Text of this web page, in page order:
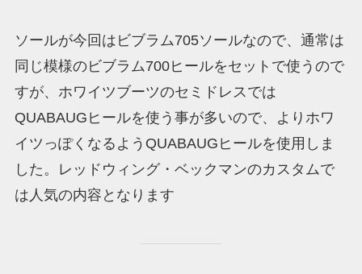
ソールが今回はビブラム705ソールなので、通常は
同じ模様のビブラム700ヒールをセットで使うので
すが、ホワイツブーツのセミドレスでは
QUABAUGヒールを使う事が多いので、よりホワ
イツっぽくなるようQUABAUGヒールを使用しま
した。レッドウィング・ベックマンのカスタムで
は人気の内容となります